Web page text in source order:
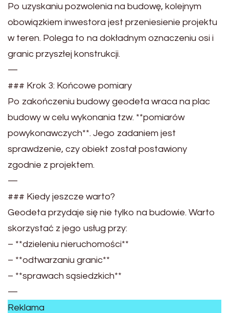
Po uzyskaniu pozwolenia na budowę, kolejnym
obowiązkiem inwestora jest przeniesienie projektu
w teren. Polega to na dokładnym oznaczeniu osi i
granic przyszłej konstrukcji.
—
### Krok 3: Końcowe pomiary
Po zakończeniu budowy geodeta wraca na plac
budowy w celu wykonania tzw. **pomiarów
powykonawczych**. Jego zadaniem jest
sprawdzenie, czy obiekt został postawiony
zgodnie z projektem.
—
### Kiedy jeszcze warto?
Geodeta przydaje się nie tylko na budowie. Warto
skorzystać z jego usług przy:
– **dzieleniu nieruchomości**
– **odtwarzaniu granic**
– **sprawach sąsiedzkich**
—
Reklama